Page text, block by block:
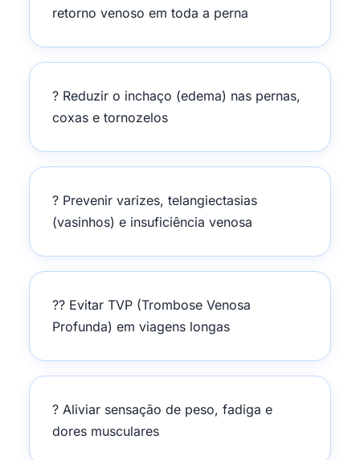
retorno venoso em toda a perna
? Reduzir o inchaço (edema) nas pernas,
coxas e tornozelos
? Prevenir varizes, telangiectasias
(vasinhos) e insuficiência venosa
?? Evitar TVP (Trombose Venosa
Profunda) em viagens longas
? Aliviar sensação de peso, fadiga e
dores musculares